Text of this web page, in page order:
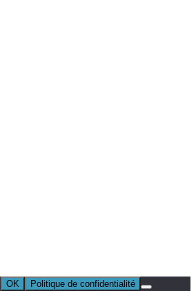
OK Politique de confidentialité